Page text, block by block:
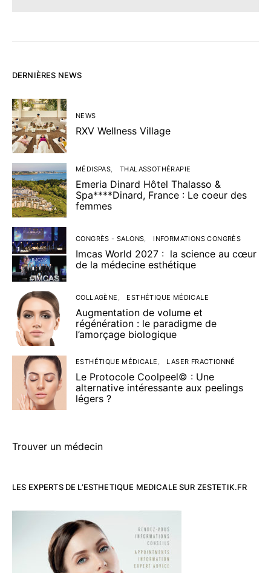
DERNIÈRES NEWS
NEWS
RXV Wellness Village
MÉDISPAS THALASSOTHÉRAPIE
Emeria Dinard Hôtel Thalasso &
Spa****Dinard, France : Le coeur des
femmes
CONGRÈS - SALONS INFORMATIONS CONGRÈS
Imcas World 2027 : la science au cœur
de la médecine esthétique
COLLAGÈNE ESTHÉTIQUE MÉDICALE
Augmentation de volume et
régénération : le paradigme de
l’amorçage biologique
ESTHÉTIQUE MÉDICALE LASER FRACTIONNÉ
Le Protocole Coolpeel© : Une
alternative intéressante aux peelings
légers ?
Trouver un médecin
LES EXPERTS DE L’ESTHETIQUE MEDICALE SUR ZESTETIK.FR